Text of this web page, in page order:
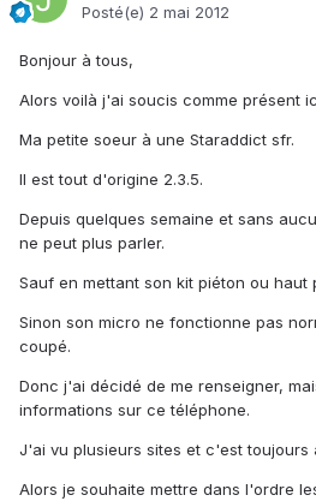
Posté(e) 2 mai 2012
Bonjour à tous,
Alors voilà j'ai soucis comme présent
Ma petite soeur à une Staraddict sfr.
Il est tout d'origine 2.3.5.
Depuis quelques semaine et sans
ne peut plus parler.
Sauf en mettant son kit piéton ou haut
Sinon son micro ne fonctionne pas
coupé.
Donc j'ai décidé de me renseigner,
informations sur ce téléphone.
J'ai vu plusieurs sites et c'est toujours
Alors je souhaite mettre dans l'ordre